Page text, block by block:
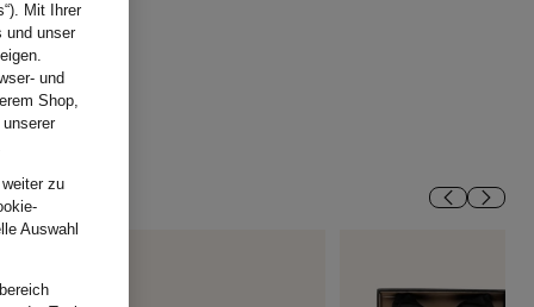
Mit Ihrer
und unser
und
Shop,
zu
Auswahl